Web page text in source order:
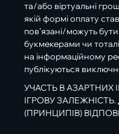
та/або віртуальні
якій формі оплату
пов’язані/можуть
букмекерами чи
на інформаційному
публікуються
УЧАСТЬ В АЗАРТНИХ
ІГРОВУ
(ПРИНЦИПІВ)